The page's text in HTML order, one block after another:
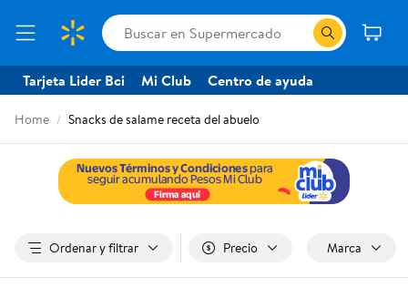
Tarjeta Lider Bci Mi Club Centro de ayuda
Home Snacks de salame receta del abuelo
Ordenar y filtrar Precio Marca